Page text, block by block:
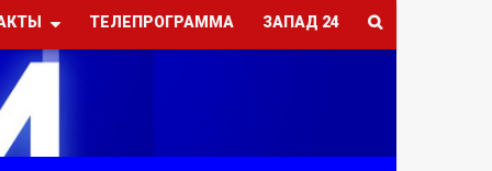
ТЕЛЕПРОГРАММА ЗАПАД 24